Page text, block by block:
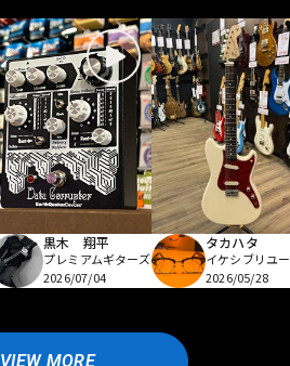
黒木 翔平
プレミアムギターズ
2026/07/04
タカハタ
イケシブリユ
2026/05/28
VIEW MORE